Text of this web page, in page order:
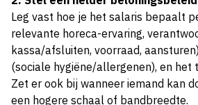
Leg vast hoe je het salaris bepaalt
relevante horeca-ervaring,
kassa/afsluiten, voorraad,
(sociale hygiëne/allergenen), en het
Zet er ook bij wanneer iemand kan
een hogere schaal of bandbreedte.